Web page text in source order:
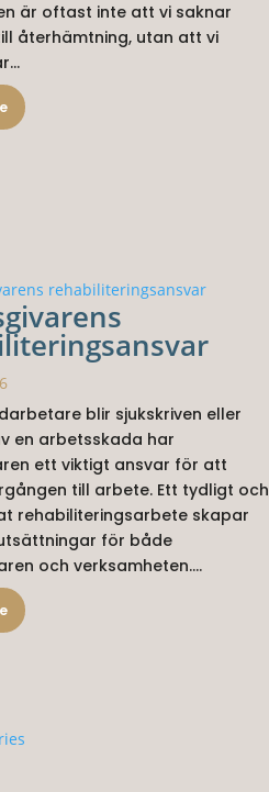
är oftast inte att vi saknar
återhämtning, utan att vi
blir sjukskriven eller
en arbetsskada har
ett viktigt ansvar för att
till arbete. Ett tydligt och
rehabiliteringsarbete skapar
för både
och verksamheten....